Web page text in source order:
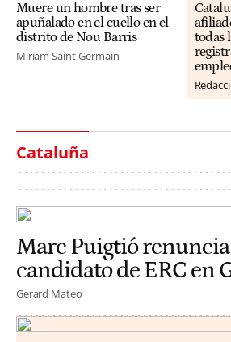
Muere un hombre tras ser
apuñalado en el cuello en el
distrito de Nou Barris
Miriam Saint-Germain
todas
Cataluña
Marc Puigtió renuncia
candidato de ERC en
Gerard Mateo